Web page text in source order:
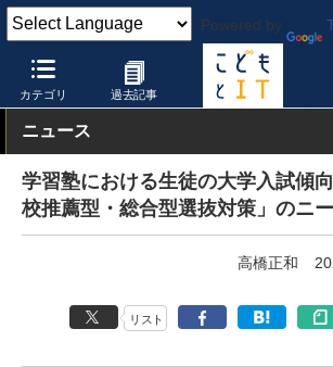
Powered by
カテゴリ 過去記事
こどもとIT 教育情報・データ
ニュース
学習塾における生徒の大学入試傾
校推薦型・総合型選抜対策」のニ
高橋正和
リスト